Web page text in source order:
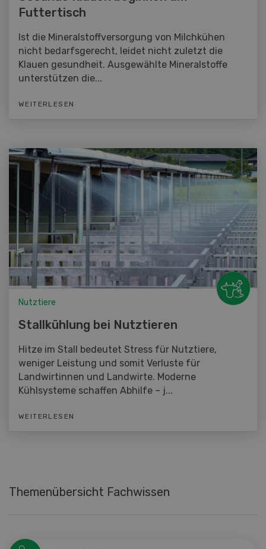
Futtertisch
Ist die Mineralstoffversorgung von Milchkühen
nicht bedarfsgerecht, leidet nicht zuletzt die
Klauen gesundheit. Ausgewählte Mineralstoffe
unterstützen die...
WEITERLESEN
Nutztiere
Stallkühlung bei Nutztieren
Hitze im Stall bedeutet Stress für Nutztiere,
weniger Leistung und somit Verluste für
Landwirtinnen und Landwirte. Moderne
Kühlsysteme schaffen Abhilfe – j...
WEITERLESEN
Themenübersicht Fachwissen